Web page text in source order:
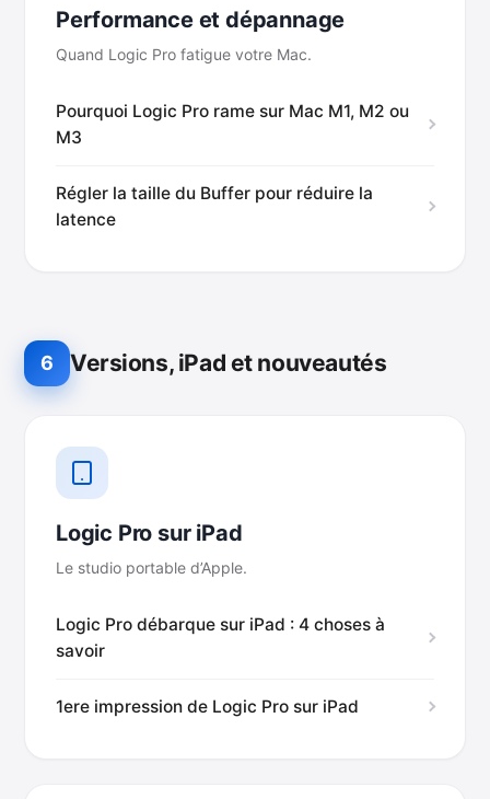
Performance et dépannage
Quand Logic Pro fatigue votre Mac.
Pourquoi Logic Pro rame sur Mac M1, M2 ou
M3
Régler la taille du Buffer pour réduire la
latence
6 Versions, iPad et nouveautés
Logic Pro sur iPad
Le studio portable d’Apple.
Logic Pro débarque sur iPad : 4 choses à
savoir
1ere impression de Logic Pro sur iPad